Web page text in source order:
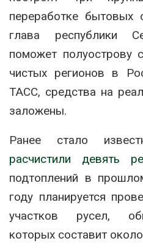
переработке бытовых
глава республики
поможет полуострову
чистых регионов в
ТАСС, средства на
заложены.
Ранее стало
расчистили девять
подтоплений в
году планируется
участков русел,
которых составит